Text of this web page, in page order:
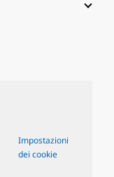
Impostazioni
dei cookie